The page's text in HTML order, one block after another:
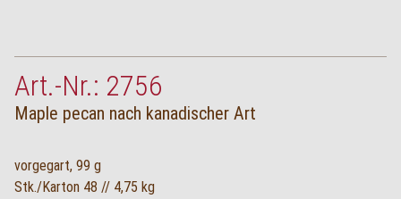
Art.-Nr.: 2756
Maple pecan nach kanadischer Art
vorgegart, 99 g
Stk./Karton 48 // 4,75 kg